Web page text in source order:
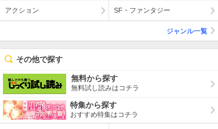
アクション SF・ファンタジー
ジャンル一覧
その他で探す
無料から探す
無料試し読みはコチラ
特集から探す
おすすめ特集はコチラ